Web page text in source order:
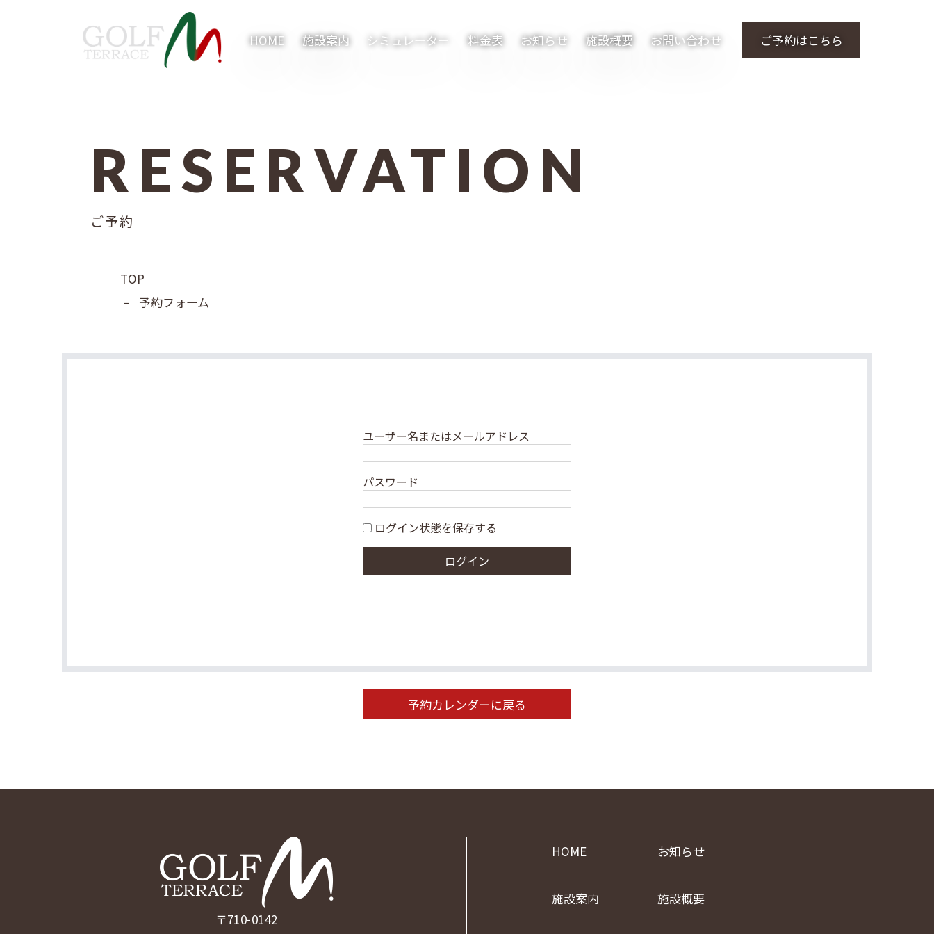
HOME 施設案内 シミュレーター 料金表 お知らせ 施設概要 お問い合わせ ご予約はこちら
RESERVATION
ご予約
TOP
– 予約フォーム
ユーザー名またはメールアドレス
パスワード
ログイン状態を保存する
予約カレンダーに戻る
〒710-0142
HOME
施設案内
お知らせ
施設概要